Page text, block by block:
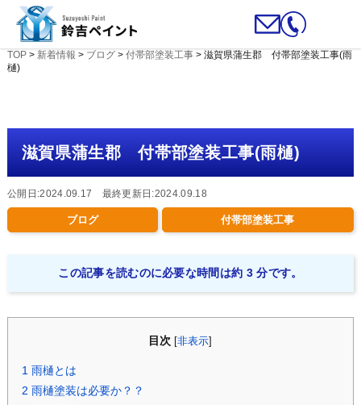
TOP> 新着情報 > ブログ> 付帯部塗装工事> 滋賀県蒲生郡 付帯部塗装工事(雨
樋)
滋賀県蒲生郡 付帯部塗装工事(雨樋)
公開日:2024.09.17 最終更新日:2024.09.18
ブログ 付帯部塗装工事
この記事を読むのに必要な時間は約 3 分です。
目次 [非表示
1 雨樋とは
2 雨樋塗装は必要か？？